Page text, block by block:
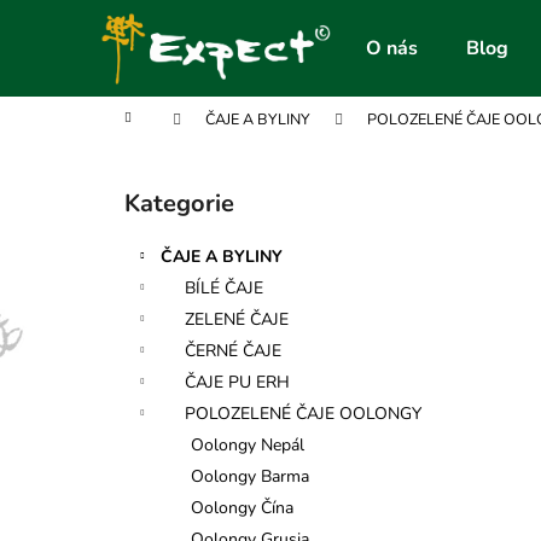
O nás Blog
Domů ČAJE A BYLINY POLOZELENÉ ČAJE
Přeskočit
kategorie
Kategorie
ČAJE A BYLINY
BÍLÉ ČAJE
ZELENÉ ČAJE
ČERNÉ ČAJE
ČAJE PU ERH
POLOZELENÉ ČAJE OOLONGY
Oolongy Nepál
Oolongy Barma
Oolongy Čína
í
Zpět
do
Zpět
do